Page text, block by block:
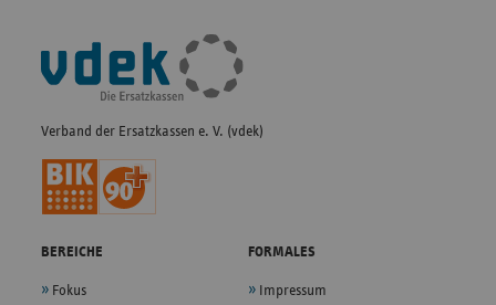
Fußleisten-
Navigation
Verband der Ersatzkassen e. V. (vdek)
BEREICHE
Fokus
FORMALES
Impressum